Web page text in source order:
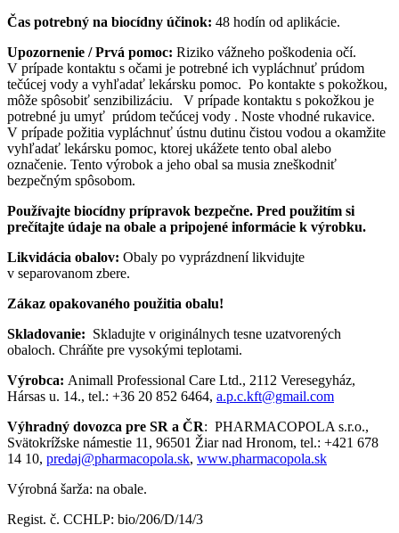
Čas potrebný na biocídny účinok: 48 hodín od aplikácie.
Upozornenie / Prvá pomoc: Riziko vážneho poškodenia očí.
V prípade kontaktu s očami je potrebné ich vypláchnuť prúdom
tečúcej vody a vyhľadať lekársku pomoc. Po kontakte s pokožkou,
môže spôsobiť senzibilizáciu. V prípade kontaktu s pokožkou je
potrebné ju umyť prúdom tečúcej vody . Noste vhodné rukavice.
V prípade požitia vypláchnuť ústnu dutinu čistou vodou a okamžite
vyhľadať lekársku pomoc, ktorej ukážete tento obal alebo
označenie. Tento výrobok a jeho obal sa musia zneškodniť
bezpečným spôsobom.
Používajte biocídny prípravok bezpečne. Pred použitím si
prečítajte údaje na obale a pripojené informácie k výrobku.
Likvidácia obalov: Obaly po vyprázdnení likvidujte
v separovanom zbere.
Zákaz opakovaného použitia obalu!
Skladovanie: Skladujte v originálnych tesne uzatvorených
obaloch. Chráňte pre vysokými teplotami.
Výrobca: Animall Professional Care Ltd., 2112 Veresegyház,
Hársas u. 14., tel.: +36 20 852 6464, a.p.c.kft@gmail.com
Výhradný dovozca pre SR a ČR: PHARMACOPOLA s.r.o.,
Svätokrížske námestie 11, 96501 Žiar nad Hronom, tel.: +421 678
14 10, predaj@pharmacopola.sk, www.pharmacopola.sk
Výrobná šarža: na obale.
Regist. č. CCHLP: bio/206/D/14/3